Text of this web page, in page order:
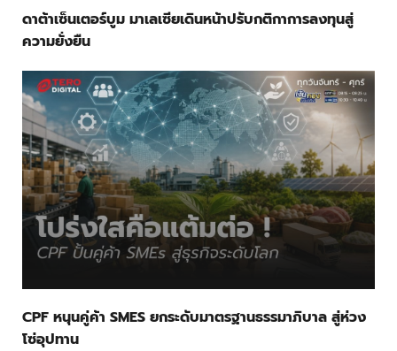
ดาต้าเซ็นเตอร์บูม มาเลเซียเดินหน้าปรับกติกาการลงทุนสู่
ความยั่งยืน
CPF หนุนคู่ค้า SMES ยกระดับมาตรฐานธรรมาภิบาล สู่ห่วง
โซ่อุปทาน